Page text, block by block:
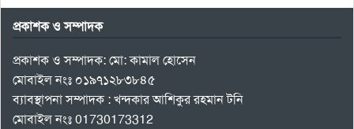
প্রকাশক ও সম্পাদক
প্রকাশক ও সম্পাদক: মো: কামাল হোসেন
মোবাইল নংঃ ০১৯৭১২৮৩৮৪৫
ব্যাবস্থাপনা সম্পাদক : খন্দকার আশিকুর রহমান টনি
মোবাইল নংঃ 01730173312